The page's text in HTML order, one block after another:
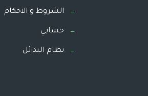
الشروط و الاحكام
حسابي
نظام البدائل